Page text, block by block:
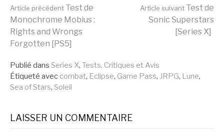
Lire
la
suite
Article précédent Test de
Monochrome Mobius :
Rights and Wrongs
Forgotten [PS5]
Article suivant Test de
Sonic Superstars
[Series X]
Publié dans Series X, Tests, Critiques et Avis
Étiqueté avec combat, Eclipse, Game Pass, JRPG, Lune,
Sea of Stars, Soleil
LAISSER UN COMMENTAIRE